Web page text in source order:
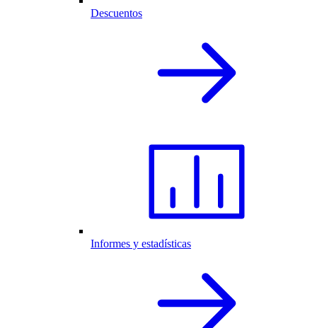
Descuentos
Informes y estadísticas